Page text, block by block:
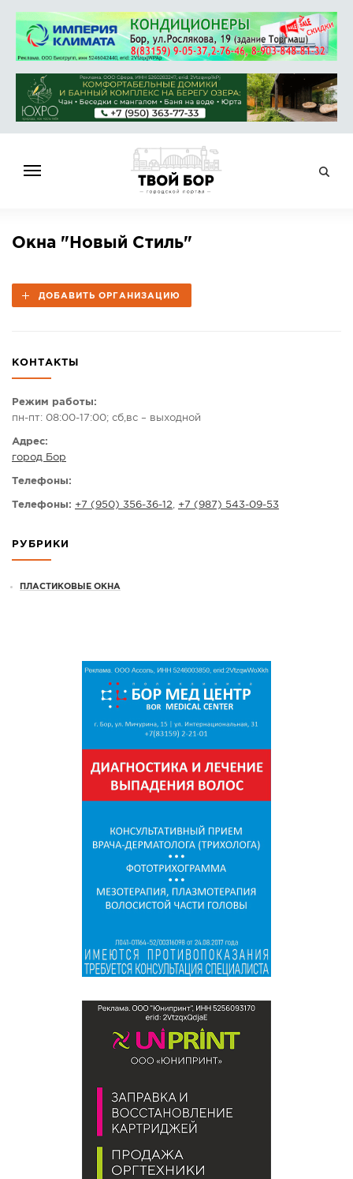
НОВОСТИ
ОБЪЯВЛЕНИЯ
КАМЕРЫ
КОНКУРСЫ
Окна "Новый Стиль"
ДОБАВИТЬ ОРГАНИЗАЦИЮ
КОНТАКТЫ
Режим работы:
пн-пт: 08:00-17:00; сб,вс – выходной
Адрес:
город Бор
Телефоны:
Телефоны: +7 (950) 356-36-12 +7 (987) 543-09-53
РУБРИКИ
ПЛАСТИКОВЫЕ ОКНА